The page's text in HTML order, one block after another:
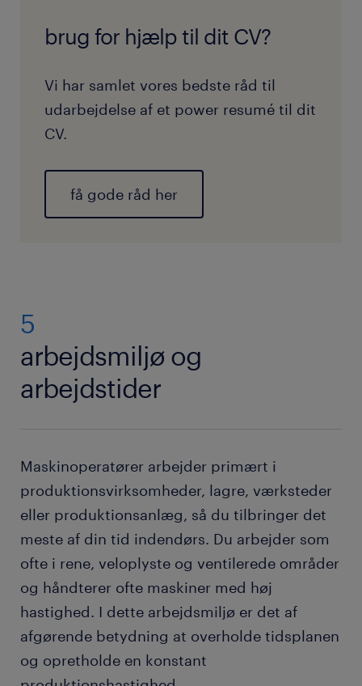
brug for hjælp til dit CV?
Vi har samlet vores bedste råd til
udarbejdelse af et power resumé til dit
CV.
få gode råd her
5
arbejdsmiljø og
arbejdstider
Maskinoperatører arbejder primært i
produktionsvirksomheder, lagre, værksteder
eller produktionsanlæg, så du tilbringer det
meste af din tid indendørs. Du arbejder som
ofte i rene, veloplyste og ventilerede områder
og håndterer ofte maskiner med høj
hastighed. I dette arbejdsmiljø er det af
afgørende betydning at overholde tidsplanen
og opretholde en konstant